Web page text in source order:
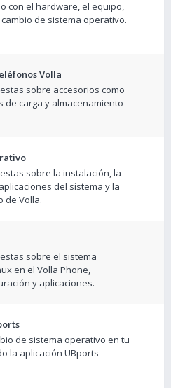
con el hardware, el equipo,
de sistema operativo.
Volla
sobre accesorios como
de carga y almacenamiento
sobre la instalación, la
del sistema y la
de Volla.
sobre el sistema
en el Volla Phone,
y aplicaciones.
de sistema operativo en tu
la aplicación UBports